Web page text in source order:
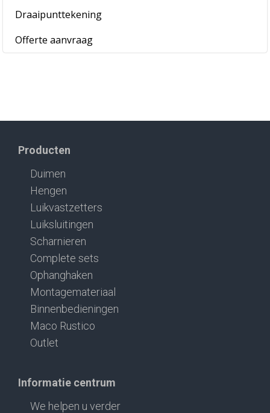
Draaipunttekening
Offerte aanvraag
Producten
Duimen
Hengen
Luikvastzetters
Luiksluitingen
Scharnieren
Complete sets
Ophanghaken
Montagemateriaal
Binnenbedieningen
Maco Rustico
Outlet
Informatie centrum
We helpen u verder